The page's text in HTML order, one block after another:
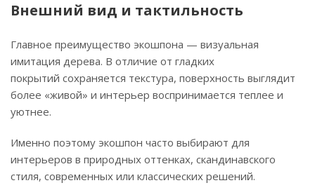
Внешний вид и тактильность
Главное преимущество экошпона — визуальная
имитация дерева. В отличие от гладких
покрытий сохраняется текстура, поверхность выглядит
более «живой» и интерьер воспринимается теплее и
уютнее.
Именно поэтому экошпон часто выбирают для
интерьеров в природных оттенках, скандинавского
стиля, современных или классических решений.